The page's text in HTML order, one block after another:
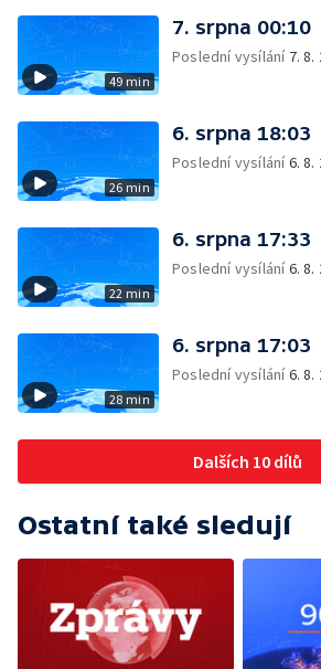
49 min
7. srpna 00:10
Poslední vysílání 7. 8.
26 min
6. srpna 18:03
Poslední vysílání6. 8.
22 min
6. srpna 17:33
Poslední vysílání6. 8.
28 min
6. srpna 17:03
Poslední vysílání6. 8.
Dalších 10 dílů
Ostatní také sledují